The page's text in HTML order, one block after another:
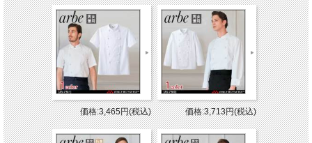
価格:3,465円(税込) 価格:3,713円(税込)